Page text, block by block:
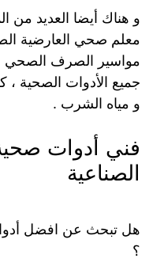
و هناك أيضا العديد من
معلم صحي العارضية
مواسير الصرف الصحي
جميع الأدوات الصحية ،
و مياه الشرب .
فني أدوات
الصناعية
هل تبحث عن افضل
؟